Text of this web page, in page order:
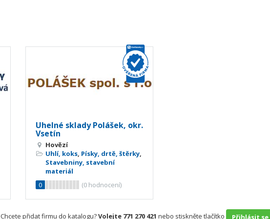
Uhelné sklady Polášek, okr.
Vsetín
Hovězí
Uhlí, koks, Písky, drtě, štěrky,
Stavebniny, stavební
materiál
0
(0hodnocení)
Chcete přidat firmu do katalogu?Volejte 771 270 421 nebo stiskněte tlačítko Přihlásit